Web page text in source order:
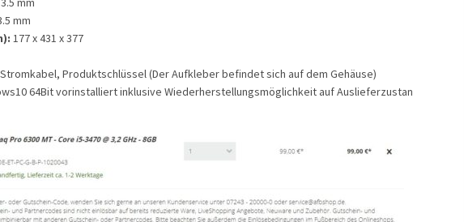
mm
177 x 431 x 377
Produktschlüssel (Der Aufkleber befindet sich auf dem Gehäuse)
64Bit vorinstalliert inklusive Wiederherstellungsmöglichkeit auf Auslieferzustan